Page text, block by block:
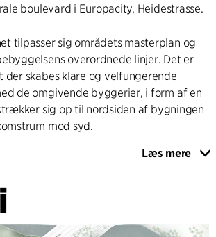
boulevard i Europacity, Heidestrasse.
tilpasser sig områdets masterplan og
overordnede linjer. Det er
der skabes klare og velfungerende
de omgivende byggerier, i form af en
sig op til nordsiden af bygningen
mod syd.
volumener er der placeret en række
og øjenhøjde, og øverst i tårnet er der
til fælles og offentlige
tagterrasse og storslået udsigt over
Læs mere